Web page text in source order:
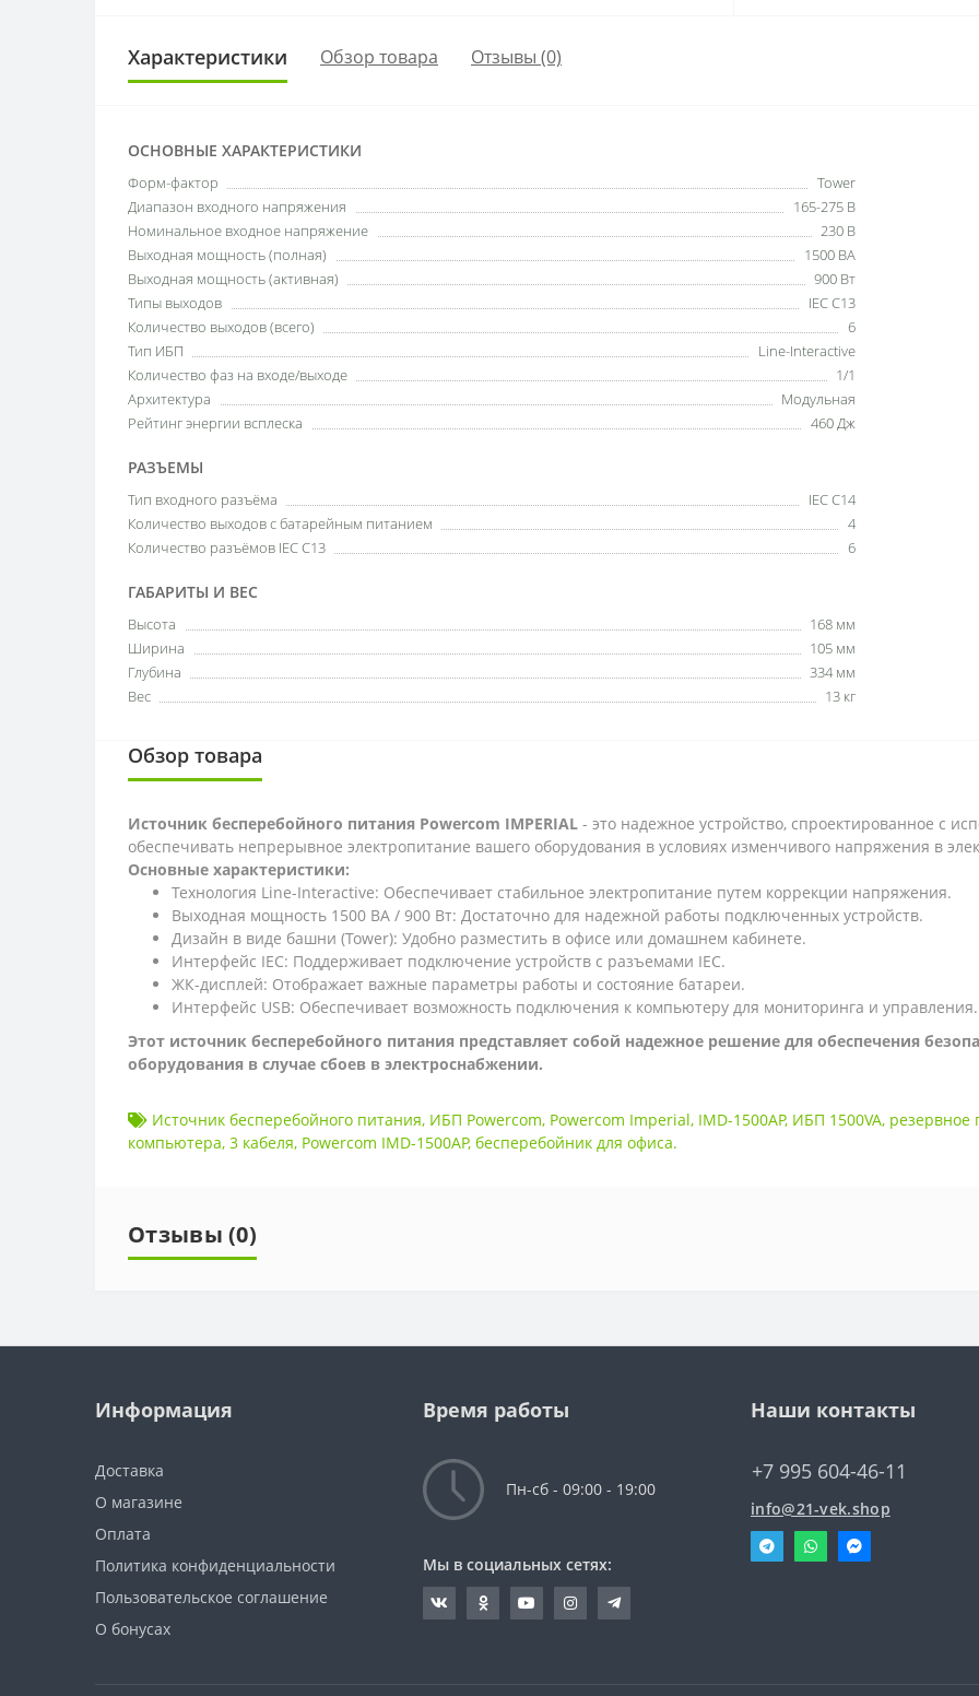
Характеристики Обзор товара Отзывы (0)
ОСНОВНЫЕ ХАРАКТЕРИСТИКИ
Форм-фактор
Tower
Диапазон входного напряжения
165-275 В
Номинальное входное напряжение
230 В
Выходная мощность (полная)
1500 ВА
Выходная мощность (активная)
900 Вт
Типы выходов
IEC C13
Количество выходов (всего)
6
Тип ИБП
Line-Interactive
Количество фаз на входе/выходе
1/1
Архитектура
Модульная
Рейтинг энергии всплеска
460 Дж
РАЗЪЕМЫ
Тип входного разъёма
IEC C14
Количество выходов с батарейным питанием
4
Количество разъёмов IEC C13
6
ГАБАРИТЫ И ВЕС
Высота
168 мм
Ширина
105 мм
Глубина
334 мм
Вес
13 кг
Обзор товара
Источник бесперебойного питания Powercom IMPERIAL - это надежное устройство, спроектированное с
обеспечивать непрерывное электропитание вашего оборудования в условиях изменчивого напряжения в
Основные характеристики:
Технология Line-Interactive: Обеспечивает стабильное электропитание путем коррекции напряжения.
Выходная мощность 1500 ВА / 900 Вт: Достаточно для надежной работы подключенных устройств.
Дизайн в виде башни (Tower): Удобно разместить в офисе или домашнем кабинете.
Интерфейс IEC: Поддерживает подключение устройств с разъемами IEC.
ЖК-дисплей: Отображает важные параметры работы и состояние батареи.
Интерфейс USB: Обеспечивает возможность подключения к компьютеру для мониторинга и управления.
Этот источник бесперебойного питания представляет собой надежное решение для обеспечения
оборудования в случае сбоев в электроснабжении.
Источник бесперебойного питания, ИБП Powercom, Powercom Imperial, IMD-1500AP, ИБП 1500VA, резервное
компьютера, 3 кабеля, Powercom IMD-1500AP, бесперебойник для офиса.
Отзывы (0)
Информация
Доставка
О магазине
Оплата
Политика конфиденциальности
Пользовательское соглашение
О бонусах
Время работы
Пн-сб - 09:00 - 19:00
Мы в социальных сетях:
Наши контакты
+7 995 604-46-11
info@21-vek.shop